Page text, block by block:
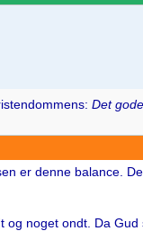
Det gode
er denne balance.
noget ondt. Da